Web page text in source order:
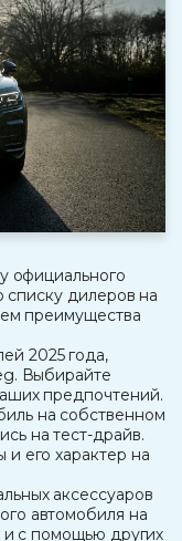
официального
списку дилеров на
преимущества
2025 года,
Выбирайте
предпочтений.
на собственном
на тест-драйв.
его характер на
аксессуаров
автомобиля на
и с помощью других